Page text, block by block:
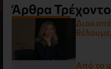
Άρθρα
Από το